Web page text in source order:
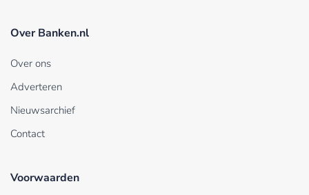
Over Banken.nl
Over ons
Adverteren
Nieuwsarchief
Contact
Voorwaarden